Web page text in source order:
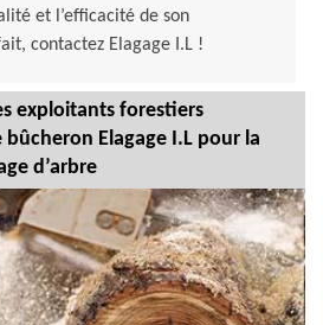
et l’efficacité de son
contactez Elagage I.L !
exploitants forestiers
Elagage I.L pour la
d’arbre